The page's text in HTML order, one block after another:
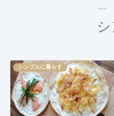
―
シンプルに暮らす